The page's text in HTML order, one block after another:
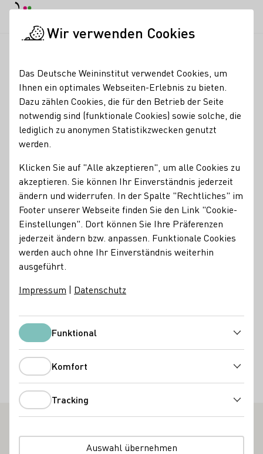
Weingut Behringer
Perlwein / Secco
Mitgliedschaften
Vinissima - Frauen & Wein e.V.
Wine in Moderation (WiM)
Fränkisches Gewächs
Weinbauring Franken e.V.
Services
Wohnmobil-Stellplatz
Besondere Angebote
Gruppenbesuche
Radreisende willkommen
Vinothek
Wir verwenden Cookies
Das Deutsche Weininstitut verwendet Cookies, um
Ihnen ein optimales Webseiten-Erlebnis zu bieten.
Dazu zählen Cookies, die für den Betrieb der Seite
notwendig sind (funktionale Cookies) sowie solche, die
lediglich zu anonymen Statistikzwecken genutzt
werden.
Klicken Sie auf "Alle akzeptieren", um alle Cookies zu
akzeptieren. Sie können Ihr Einverständnis jederzeit
ändern und widerrufen. In der Spalte "Rechtliches" im
Footer unserer Webseite finden Sie den Link "Cookie-
Einstellungen". Dort können Sie Ihre Präferenzen
jederzeit ändern bzw. anpassen. Funktionale Cookies
werden auch ohne Ihr Einverständnis weiterhin
ausgeführt.
Impressum | Datenschutz
FunktionalFunktional
Komfort
Tracking
Auswahl übernehmen